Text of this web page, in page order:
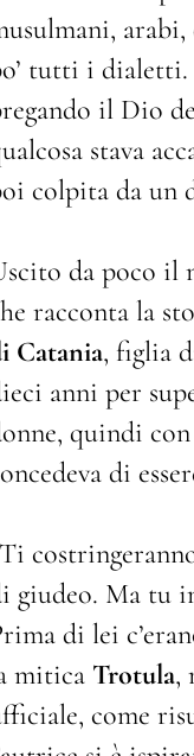
arabi,
tutti i dialetti.
il Dio
stava
colpita da un
da poco il
racconta la
Catania, figlia
anni per
quindi
di
giudeo. Ma tu
di lei
mitica Trotula,
come